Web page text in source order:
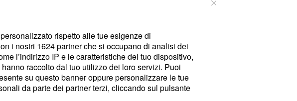
rispetto alle tue esigenze di
i nostri 1624partner che si occupano di analisi dei
l’indirizzo IP e le caratteristiche del tuo dispositivo,
raccolto dal tuo utilizzo dei loro servizi. Puoi
su questo banner oppure personalizzare le tue
da parte dei partner terzi, cliccando sul pulsante